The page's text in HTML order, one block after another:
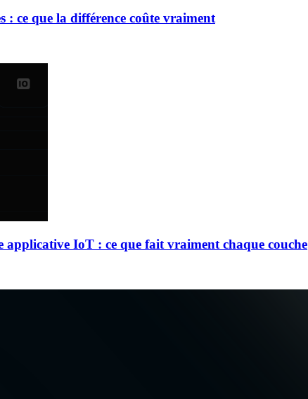
: ce que la différence coûte vraiment
IoT : ce que fait vraiment chaque couche